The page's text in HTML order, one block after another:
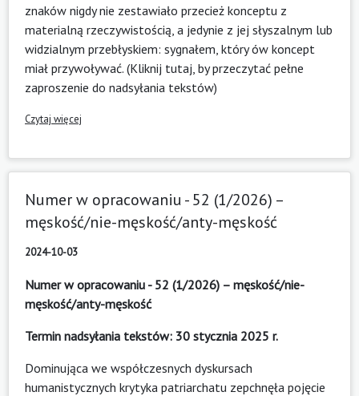
znaków nigdy nie zestawiało przecież konceptu z
materialną rzeczywistością, a jedynie z jej słyszalnym lub
widzialnym przebłyskiem: sygnałem, który ów koncept
miał przywoływać. (Kliknij tutaj, by przeczytać pełne
zaproszenie do nadsyłania tekstów)
Czytaj więcej
Numer w opracowaniu - 52 (1/2026) –
męskość/nie-męskość/anty-męskość
2024-10-03
Numer w opracowaniu - 52 (1/2026) – męskość/nie-
męskość/anty-męskość
Termin nadsyłania tekstów: 30 stycznia 2025 r.
Dominująca we współczesnych dyskursach
humanistycznych krytyka patriarchatu zepchnęła pojęcie